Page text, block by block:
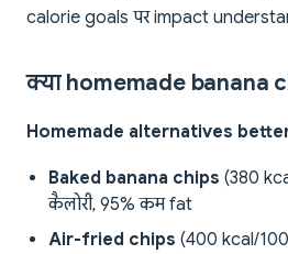
calorie goals पर impact
क्या homemade banana
Homemade alternatives
Baked banana chips (380
कैलोरी, 95% कम fat
Air-fried chips (400 kcal/